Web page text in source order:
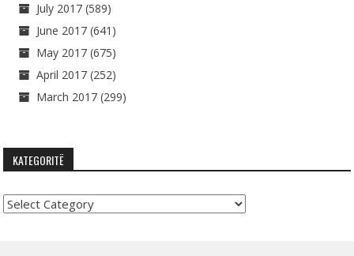
July 2017 (589)
June 2017 (641)
May 2017 (675)
April 2017 (252)
March 2017 (299)
KATEGORITË
Kategoritë